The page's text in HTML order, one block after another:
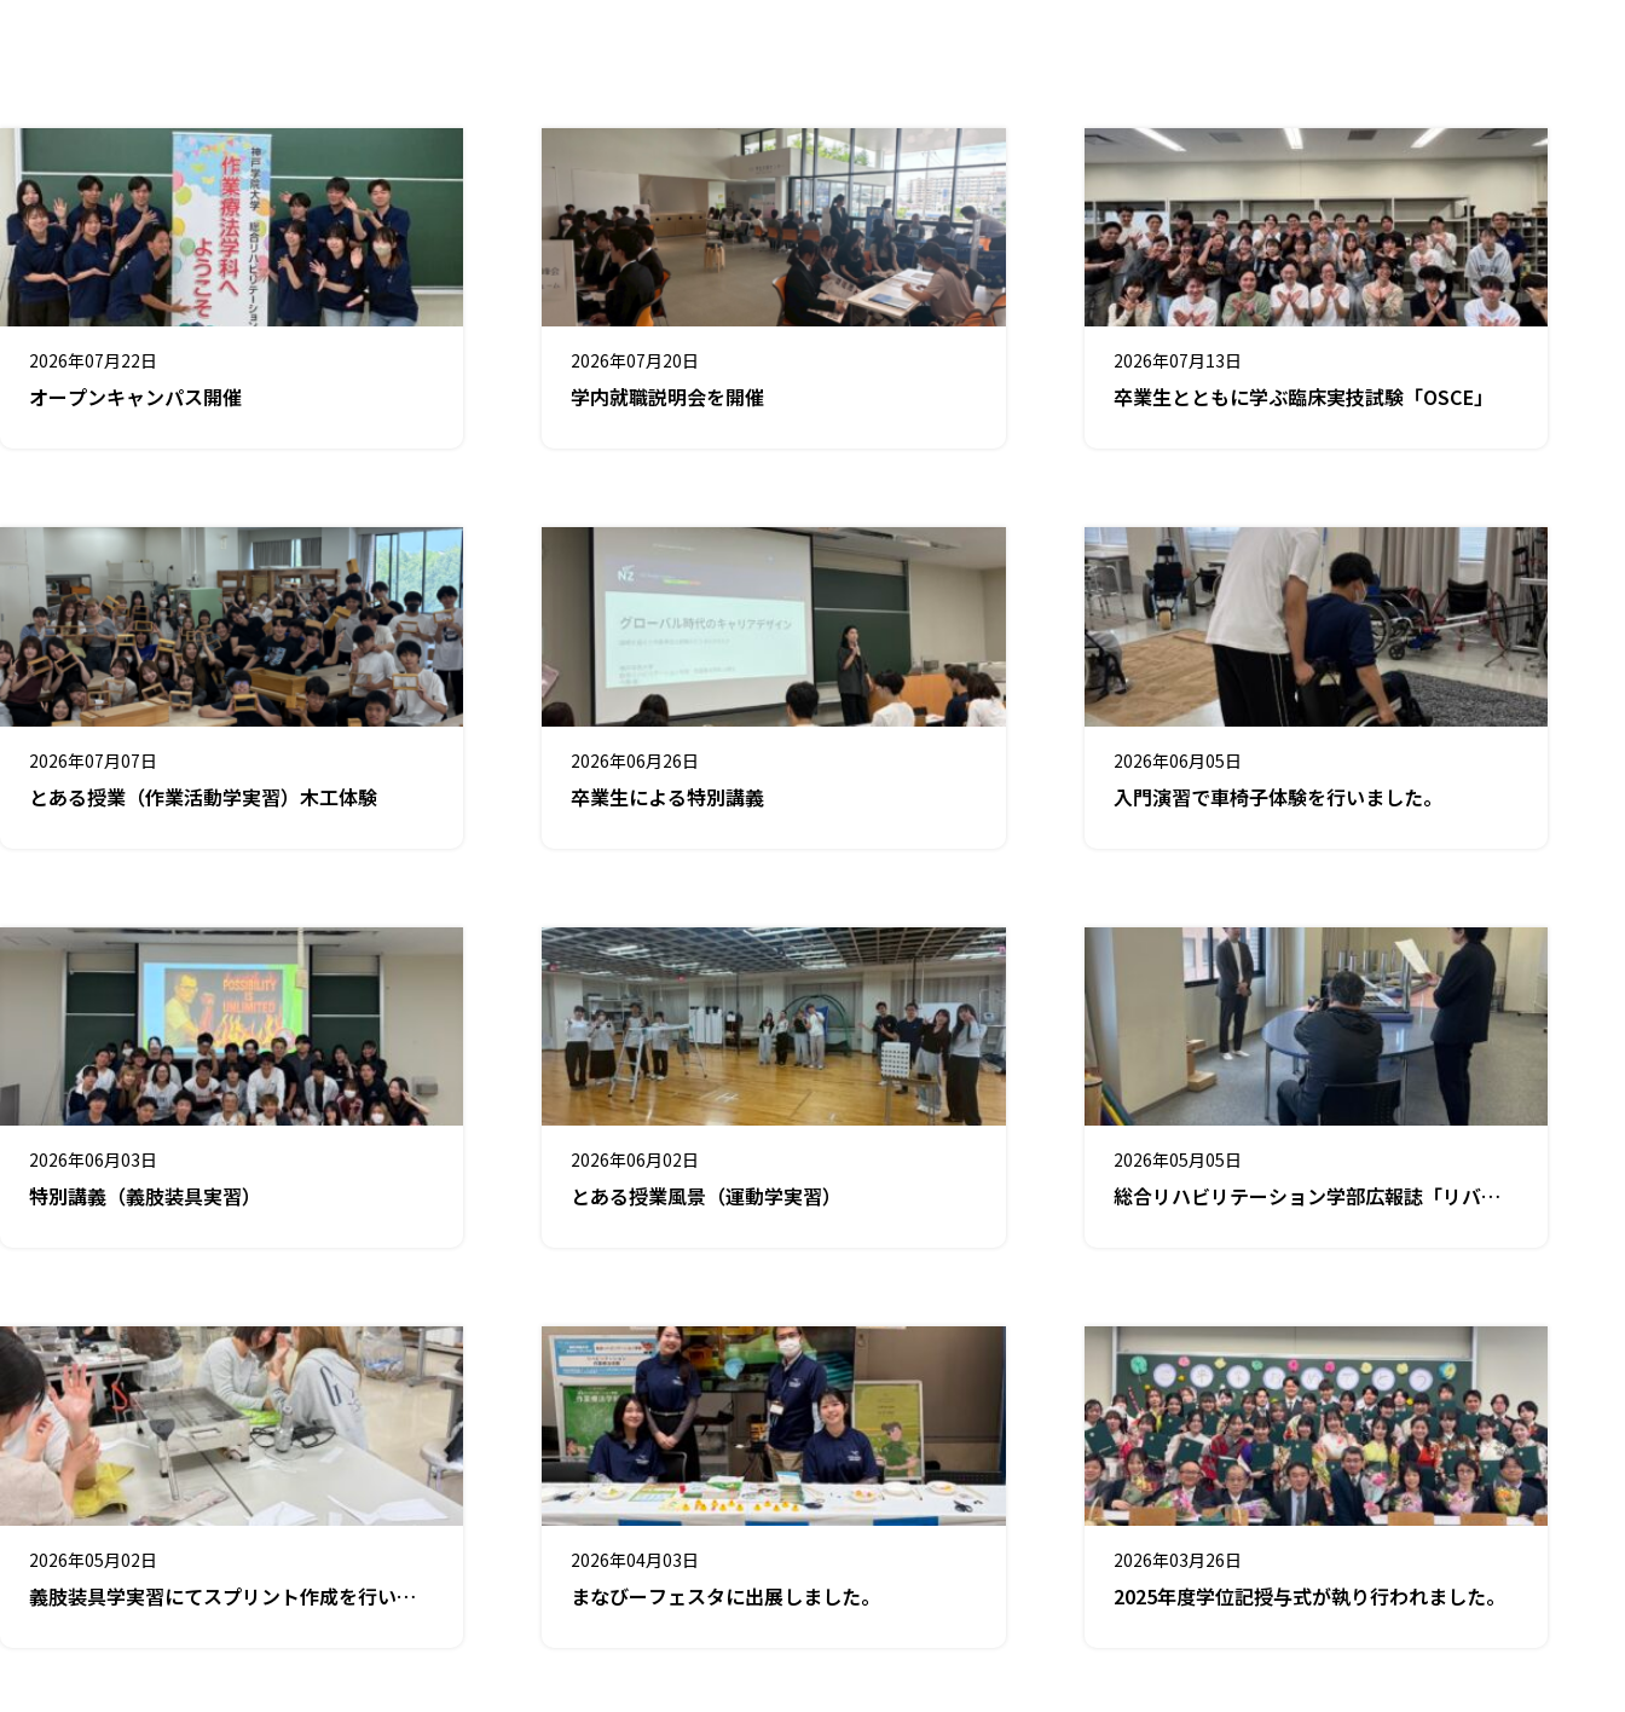
2026年07月22日
オープンキャンパス開催
2026年07月20日
学内就職説明会を開催
2026年07月13日
卒業生とともに学ぶ臨床実技試験「OSCE」
2026年07月07日
とある授業（作業活動学実習）木工体験
2026年06月26日
卒業生による特別講義
2026年06月05日
入門演習で車椅子体験を行いました。
2026年06月03日
特別講義（義肢装具実習）
2026年06月02日
とある授業風景（運動学実習）
2026年05月05日
総合リハビリテーション学部広報誌「リバー
2026年05月02日
義肢装具学実習にてスプリント作成を行いま
2026年04月03日
まなびーフェスタに出展しました。
2026年03月26日
2025年度学位記授与式が執り行われました。